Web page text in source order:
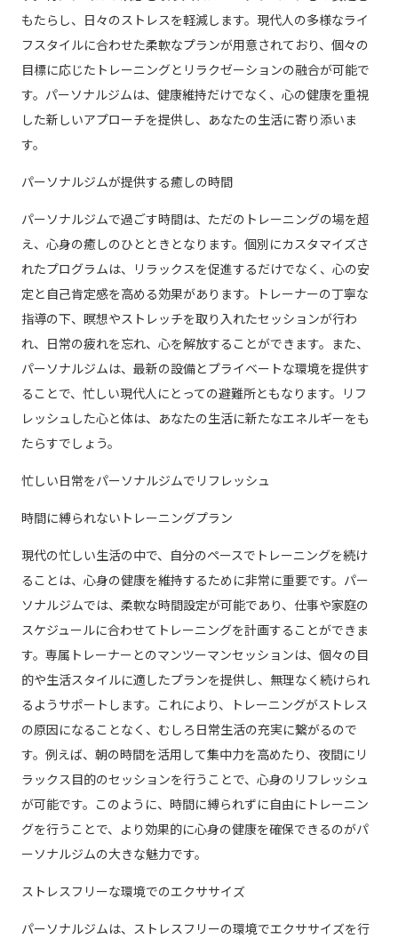
もたらし、日々のストレスを軽減します。現代人の多様なライ
フスタイルに合わせた柔軟なプランが用意されており、個々の
目標に応じたトレーニングとリラクゼーションの融合が可能で
す。パーソナルジムは、健康維持だけでなく、心の健康を重視
した新しいアプローチを提供し、あなたの生活に寄り添いま
す。
パーソナルジムが提供する癒しの時間
パーソナルジムで過ごす時間は、ただのトレーニングの場を超
え、心身の癒しのひとときとなります。個別にカスタマイズさ
れたプログラムは、リラックスを促進するだけでなく、心の安
定と自己肯定感を高める効果があります。トレーナーの丁寧な
指導の下、瞑想やストレッチを取り入れたセッションが行わ
れ、日常の疲れを忘れ、心を解放することができます。また、
パーソナルジムは、最新の設備とプライベートな環境を提供す
ることで、忙しい現代人にとっての避難所ともなります。リフ
レッシュした心と体は、あなたの生活に新たなエネルギーをも
たらすでしょう。
忙しい日常をパーソナルジムでリフレッシュ
時間に縛られないトレーニングプラン
現代の忙しい生活の中で、自分のペースでトレーニングを続け
ることは、心身の健康を維持するために非常に重要です。パー
ソナルジムでは、柔軟な時間設定が可能であり、仕事や家庭の
スケジュールに合わせてトレーニングを計画することができま
す。専属トレーナーとのマンツーマンセッションは、個々の目
的や生活スタイルに適したプランを提供し、無理なく続けられ
るようサポートします。これにより、トレーニングがストレス
の原因になることなく、むしろ日常生活の充実に繋がるので
す。例えば、朝の時間を活用して集中力を高めたり、夜間にリ
ラックス目的のセッションを行うことで、心身のリフレッシュ
が可能です。このように、時間に縛られずに自由にトレーニン
グを行うことで、より効果的に心身の健康を確保できるのがパ
ーソナルジムの大きな魅力です。
ストレスフリーな環境でのエクササイズ
パーソナルジムは、ストレスフリーの環境でエクササイズを行